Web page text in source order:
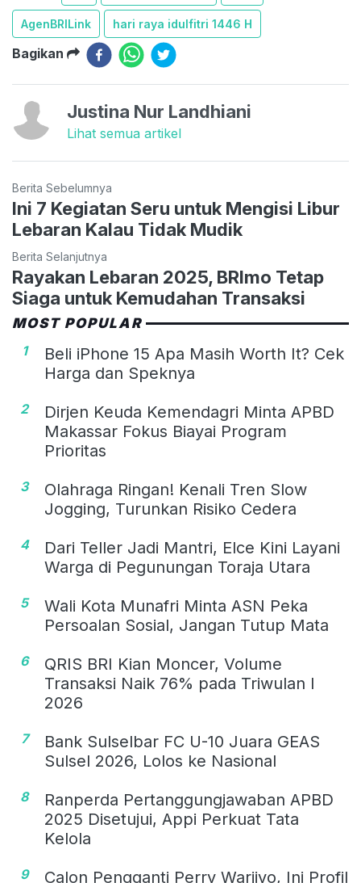
AgenBRILink hari raya idulfitri 1446 H
Bagikan
Justina Nur Landhiani
Lihat semua artikel
Berita Sebelumnya
Ini 7 Kegiatan Seru untuk Mengisi Libur
Lebaran Kalau Tidak Mudik
Berita Selanjutnya
Rayakan Lebaran 2025, BRImo Tetap
Siaga untuk Kemudahan Transaksi
MOST POPULAR
1
Beli iPhone 15 Apa Masih Worth It? Cek
Harga dan Speknya
2
Dirjen Keuda Kemendagri Minta APBD
Makassar Fokus Biayai Program
Prioritas
3
Olahraga Ringan! Kenali Tren Slow
Jogging, Turunkan Risiko Cedera
4
Dari Teller Jadi Mantri, Elce Kini Layani
Warga di Pegunungan Toraja Utara
5
Wali Kota Munafri Minta ASN Peka
Persoalan Sosial, Jangan Tutup Mata
6
QRIS BRI Kian Moncer, Volume
Transaksi Naik 76% pada Triwulan I
2026
7
Bank Sulselbar FC U-10 Juara GEAS
Sulsel 2026, Lolos ke Nasional
8
Ranperda Pertanggungjawaban APBD
2025 Disetujui, Appi Perkuat Tata
Kelola
9
Calon Pengganti Perry Warjiyo, Ini Profil